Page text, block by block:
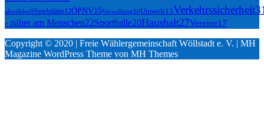
abwählen9Spielplätze12ÖPNV15Verwaltung10Umwelt13Verkehrssicherheit
- näher am Menschen22Sporthalle20Haushalt27Vereine17
Copyright © 2020 | Freie Wählergemeinschaft Wöllstadt e. V. | MH
Magazine WordPress Theme von MH Themes